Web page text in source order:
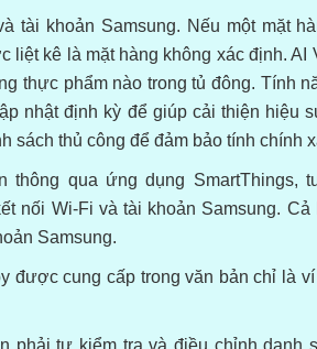
tài khoản Samsung. Nếu một mặt
liệt kê là mặt hàng không xác định. AI
thực phẩm nào trong tủ đông. Tính
nhật định kỳ để giúp cải thiện hiệu
sách thủ công để đảm bảo tính chính
thông qua ứng dụng SmartThings,
nối Wi-Fi và tài khoản Samsung.
Samsung.
được cung cấp trong văn bản chỉ là